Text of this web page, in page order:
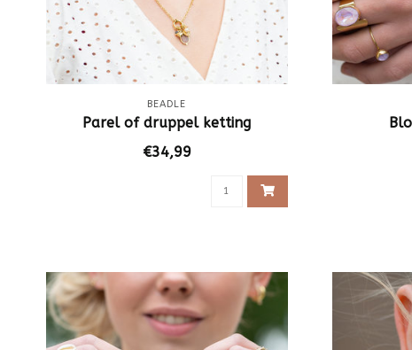
BEADLE
Parel of druppel ketting
€34,99